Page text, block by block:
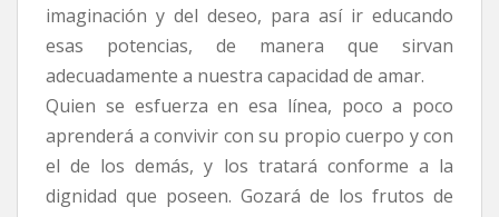
imaginación y del deseo, para así ir educando
esas potencias, de manera que sirvan
adecuadamente a nuestra capacidad de amar.
Quien se esfuerza en esa línea, poco a poco
aprenderá a convivir con su propio cuerpo y con
el de los demás, y los tratará conforme a la
dignidad que poseen. Gozará de los frutos de